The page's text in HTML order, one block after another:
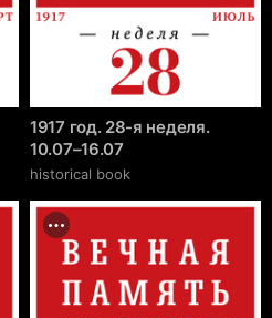
1917 год. 28-я неделя.
10.07–16.07
historical book